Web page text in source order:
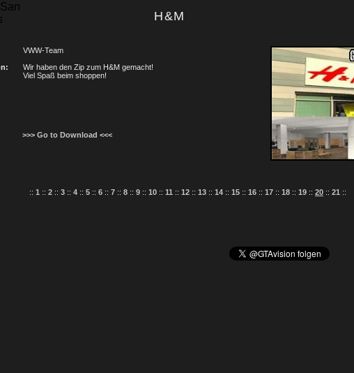
H&M
VWW-Team
Wir haben den Zip zum H&M gemacht!
Viel Spaß beim shoppen!
>>> Go to Download <<<
:: 1 :: 2 :: 3 :: 4 :: 5 :: 6 :: 7 :: 8 :: 9 :: 10 :: 11 :: 12 :: 13 :: 14 :: 15 :: 16 :: 17 :: 18 :: 19 :: 20 :: 21 ::